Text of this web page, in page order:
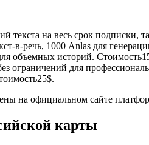
текста на весь срок подписки,
в-речь, 1000 Anlas для
объемных историй.
ограничений для
на официальном сайте
карты